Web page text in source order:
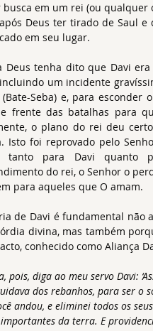
busca em um rei (ou qualquer
Deus ter tirado de Saul
em seu lugar.
Deus tenha dito que Davi
um incidente
(Bate-Seba) e, para
frente das batalhas para
o plano do rei deu
Isto foi reprovado pelo
tanto para Davi quanto
do rei, o Senhor o
para aqueles que O amam.
de Davi é fundamental não
divina, mas também
conhecido como Aliança
pois, diga ao meu servo Davi:
dos rebanhos, para ser o
andou, e eliminei todos os
da terra. E